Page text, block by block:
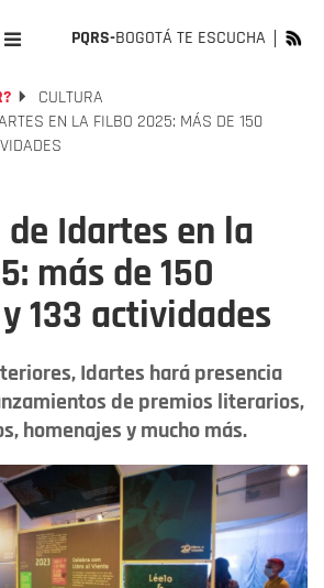
PQRS-BOGOTÁ TE ESCUCHA
CULTURA
EN LA FILBO 2025: MÁS DE 150
de Idartes en la
más de 150
133 actividades
Idartes hará presencia
de premios literarios,
homenajes y mucho más.